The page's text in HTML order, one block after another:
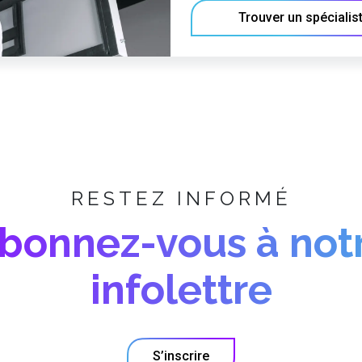
Trouver un
RESTEZ INFORMÉ
vous à
infolettre
S’inscrire